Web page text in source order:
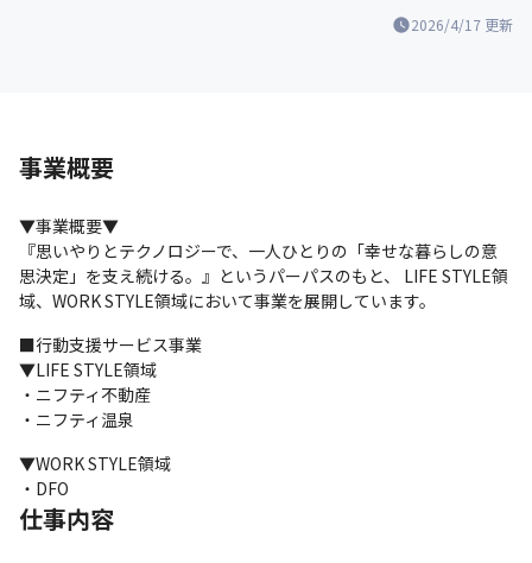
2026/4/17 更新
事業概要
▼事業概要▼
『思いやりとテクノロジーで、一人ひとりの「幸せな暮らしの意
思決定」を支え続ける。』というパーパスのもと、 LIFE STYLE領
域、WORK STYLE領域において事業を展開しています。
■行動支援サービス事業
▼LIFE STYLE領域
・ニフティ不動産
・ニフティ温泉
▼WORK STYLE領域
・DFO
仕事内容